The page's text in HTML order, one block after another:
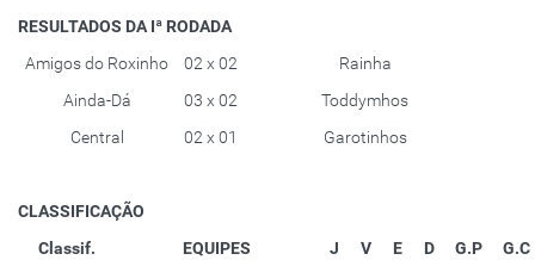
RESULTADOS DA Iª RODADA
Amigos do Roxinho
02 x 02
Rainha
Ainda-Dá
03 x 02
Toddymhos
Central
02 x 01 Garotinhos
CLASSIFICAÇÃO
Classif.
EQUIPES J V E D G.P
G.C